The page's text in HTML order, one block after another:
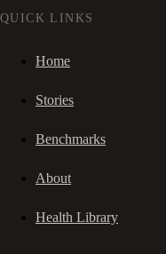
QUICK LINKS
Home
Stories
Benchmarks
About
Health Library